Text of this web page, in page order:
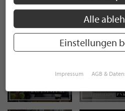
Alle
Einstellungen
Impressum AGB &